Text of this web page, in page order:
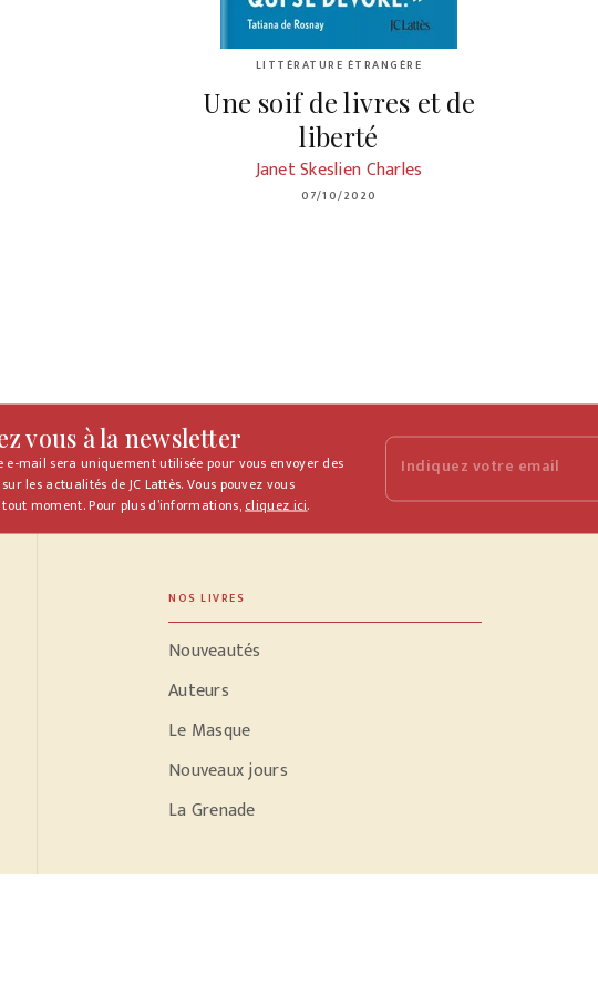
LITTÉRATURE ÉTRANGÈRE
Une soif de livres et de
liberté
Janet Skeslien Charles
07/10/2020
vous à la newsletter
e-mail sera uniquement utilisée pour vous envoyer des
les actualités de JC Lattès. Vous pouvez vous
moment. Pour plus d’informations,cliquez ici.
Indiquez votre email
NOS LIVRES
Nouveautés
Auteurs
Le Masque
Nouveaux jours
La Grenade
PODCASTS